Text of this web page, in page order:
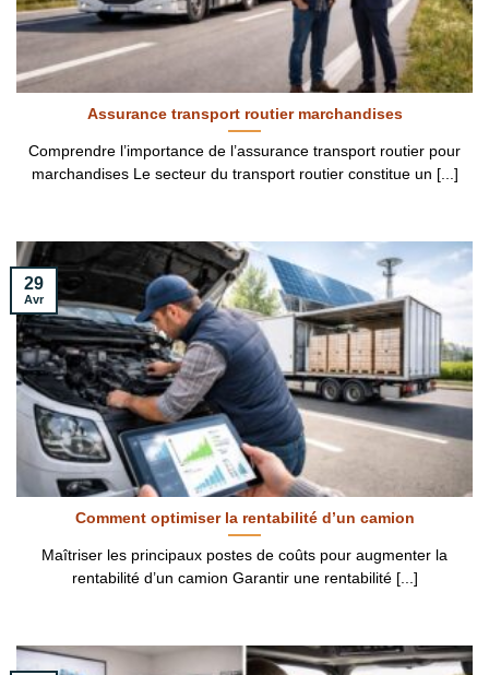
Assurance transport routier marchandises
Comprendre l’importance de l’assurance transport routier pour
marchandises Le secteur du transport routier constitue un [...]
Comment optimiser la rentabilité d’un camion
Maîtriser les principaux postes de coûts pour augmenter la
rentabilité d’un camion Garantir une rentabilité [...]
29
Avr